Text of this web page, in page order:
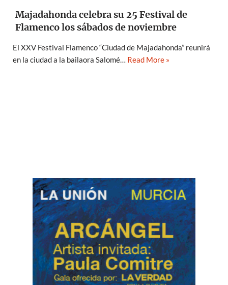
Majadahonda celebra su 25 Festival de
Flamenco los sábados de noviembre
El XXV Festival Flamenco “Ciudad de Majadahonda” reunirá
en la ciudad a la bailaora Salomé… Read More »